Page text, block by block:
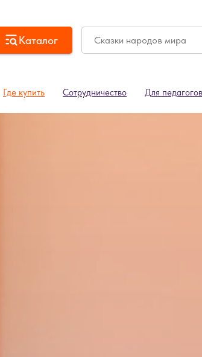
Каталог
Где купить Сотрудничество Для педагогов